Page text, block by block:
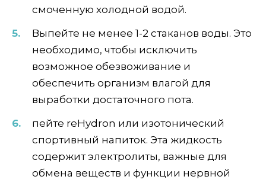
смоченную холодной водой.
Выпейте не менее 1-2 стаканов воды. Это
необходимо, чтобы исключить
возможное обезвоживание и
обеспечить организм влагой для
выработки достаточного пота.
пейте reHydron или изотонический
спортивный напиток. Эта жидкость
содержит электролиты, важные для
обмена веществ и функции нервной